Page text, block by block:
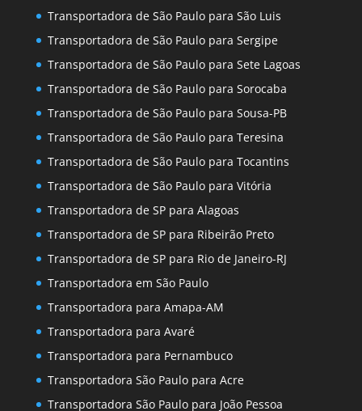
Transportadora de São Paulo para São Luis
Transportadora de São Paulo para Sergipe
Transportadora de São Paulo para Sete Lagoas
Transportadora de São Paulo para Sorocaba
Transportadora de São Paulo para Sousa-PB
Transportadora de São Paulo para Teresina
Transportadora de São Paulo para Tocantins
Transportadora de São Paulo para Vitória
Transportadora de SP para Alagoas
Transportadora de SP para Ribeirão Preto
Transportadora de SP para Rio de Janeiro-RJ
Transportadora em São Paulo
Transportadora para Amapa-AM
Transportadora para Avaré
Transportadora para Pernambuco
Transportadora São Paulo para Acre
Transportadora São Paulo para João Pessoa